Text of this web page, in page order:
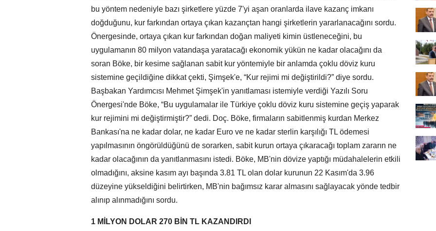
bu yöntem nedeniyle bazı şirketlere yüzde 7'yi aşan oranlarda ilave kazanç imkanı
doğduğunu, kur farkından ortaya çıkan kazançtan hangi şirketlerin yararlanacağını sordu.
Önergesinde, ortaya çıkan kur farkından doğan maliyeti kimin üstleneceğini, bu
uygulamanın 80 milyon vatandaşa yaratacağı ekonomik yükün ne kadar olacağını da
soran Böke, bir kesime sağlanan sabit kur yöntemiyle bir anlamda çoklu döviz kuru
sistemine geçildiğine dikkat çekti, Şimşek'e, “Kur rejimi mi değiştirildi?” diye sordu.
Başbakan Yardımcısı Mehmet Şimşek'in yanıtlaması istemiyle verdiği Yazılı Soru
Önergesi'nde Böke, “Bu uygulamalar ile Türkiye çoklu döviz kuru sistemine geçiş yaparak
kur rejimini mi değiştirmiştir?” dedi. Doç. Böke, firmaların sabitlenmiş kurdan Merkez
Bankası'na ne kadar dolar, ne kadar Euro ve ne kadar sterlin karşılığı TL ödemesi
yapılmasının öngörüldüğünü de sorarken, sabit kurun ortaya çıkaracağı toplam zararın ne
kadar olacağının da yanıtlanmasını istedi. Böke, MB'nin dövize yaptığı müdahalelerin etkili
olmadığını, aksine kasım ayı başında 3.81 TL olan dolar kurunun 22 Kasım'da 3.96
düzeyine yükseldiğini belirtirken, MB'nin bağımsız karar almasını sağlayacak yönde tedbir
alınıp alınmadığını sordu.
1 MİLYON DOLAR 270 BİN TL KAZANDIRDI